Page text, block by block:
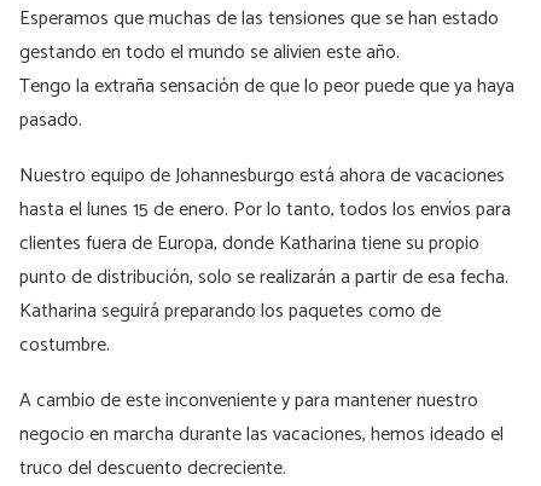
Esperamos que muchas de las tensiones que se han estado
gestando en todo el mundo se alivien este año.
Tengo la extraña sensación de que lo peor puede que ya haya
pasado.
Nuestro equipo de Johannesburgo está ahora de vacaciones
hasta el lunes 15 de enero. Por lo tanto, todos los envíos para
clientes fuera de Europa, donde Katharina tiene su propio
punto de distribución, solo se realizarán a partir de esa fecha.
Katharina seguirá preparando los paquetes como de
costumbre.
A cambio de este inconveniente y para mantener nuestro
negocio en marcha durante las vacaciones, hemos ideado el
truco del descuento decreciente.